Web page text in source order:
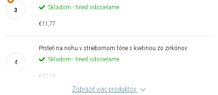
Skladom - hneď odosielame
€11,77
Prsteň na nohu v striebornom tóne s kvetinou zo zirkónov
Skladom - hneď odosielame
€12,19
Zobraziť viac produktov